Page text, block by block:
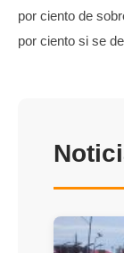
por ciento de
por ciento si se